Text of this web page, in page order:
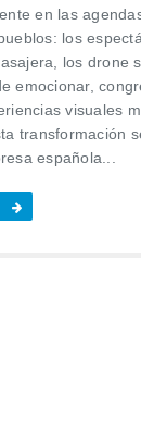
en las
los
los drone
emocionar,
visuales
transformación
española...